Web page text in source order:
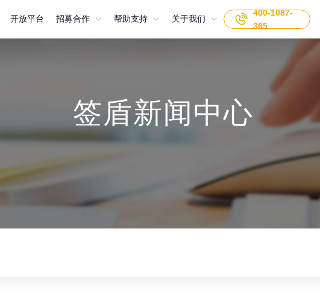
开放平台
开放平台 招募合作 帮助支持 关于我们
400-1087-
365
签盾新闻中心